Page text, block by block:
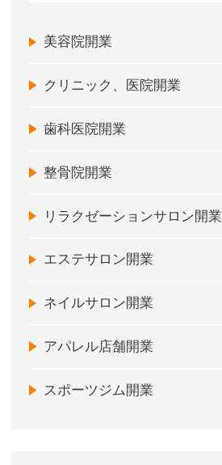
美容院開業
クリニック、医院開業
歯科医院開業
整骨院開業
リラクゼーションサロン開業
エステサロン開業
ネイルサロン開業
アパレル店舗開業
スポーツジム開業